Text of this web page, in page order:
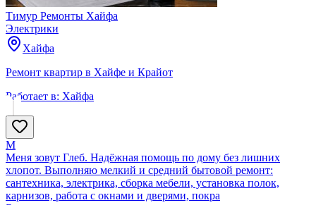
Тимур Ремонты Хайфа
Электрики
Хайфа
Ремонт квартир в Хайфе и Крайот
Работает в: Хайфа
М
Меня зовут Глеб. Надёжная помощь по дому без лишних
хлопот. Выполняю мелкий и средний бытовой ремонт:
сантехника, электрика, сборка мебели, установка полок,
карнизов, работа с окнами и дверями, покра